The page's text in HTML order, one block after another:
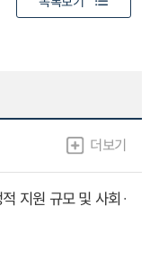
더보기
지원 규모 및 사회·